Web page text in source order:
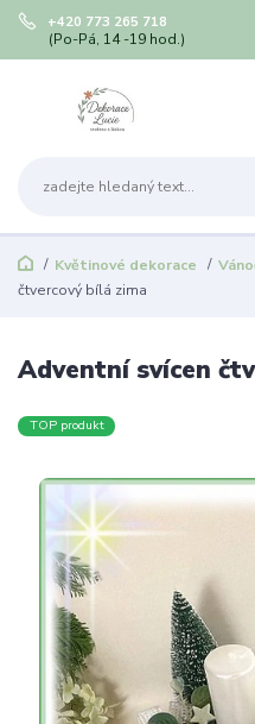
+420 773 265 718
(Po-Pá, 14 -19 hod.)
Květinové dekorace
čtvercový bílá zima
Adventní svícen
TOP produkt